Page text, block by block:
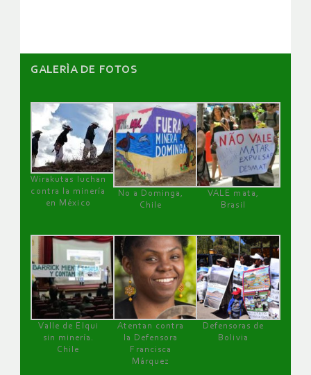
GALERÌA DE FOTOS
Wirakutas luchan
contra la minería
en México
No a Dominga,
Chile
VALE mata,
Brasil
Valle de Elqui
sin minería.
Chile
Atentan contra
la Defensora
Francisca
Márquez
Defensoras de
Bolivia